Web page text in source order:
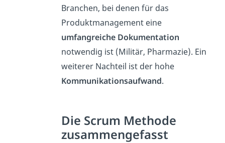
Branchen, bei denen für das
Produktmanagement eine
umfangreiche Dokumentation
notwendig ist (Militär, Pharmazie). Ein
weiterer Nachteil ist der hohe
Kommunikationsaufwand.
Die Scrum Methode
zusammengefasst